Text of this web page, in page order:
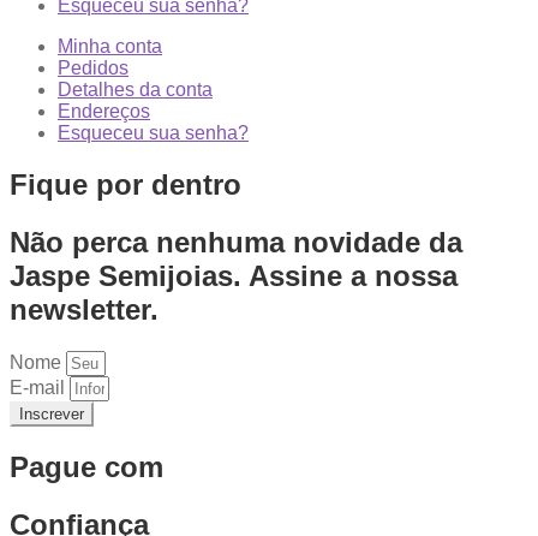
Esqueceu sua senha?
Minha conta
Pedidos
Detalhes da conta
Endereços
Esqueceu sua senha?
Fique por dentro
Não perca nenhuma novidade da
Jaspe Semijoias. Assine a nossa
newsletter.
Nome
E-mail
Inscrever
Pague com
Confiança